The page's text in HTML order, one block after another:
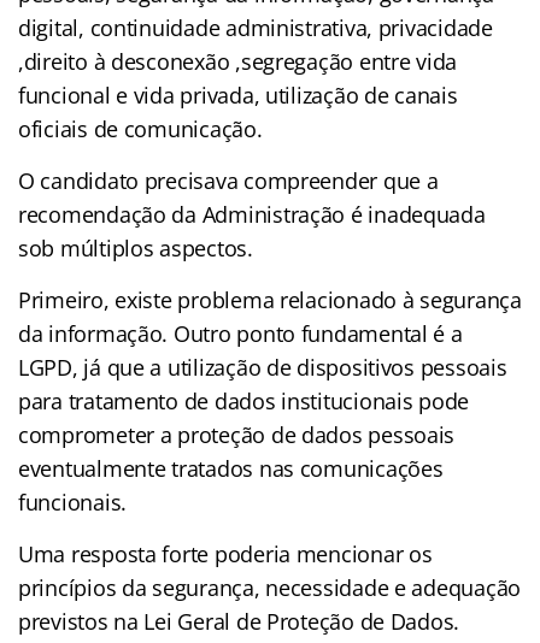
digital, continuidade administrativa, privacidade
,direito à desconexão ,segregação entre vida
funcional e vida privada, utilização de canais
oficiais de comunicação.
O candidato precisava compreender que a
recomendação da Administração é inadequada
sob múltiplos aspectos.
Primeiro, existe problema relacionado à segurança
da informação. Outro ponto fundamental é a
LGPD, já que a utilização de dispositivos pessoais
para tratamento de dados institucionais pode
comprometer a proteção de dados pessoais
eventualmente tratados nas comunicações
funcionais.
Uma resposta forte poderia mencionar os
princípios da segurança, necessidade e adequação
previstos na Lei Geral de Proteção de Dados.